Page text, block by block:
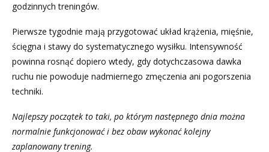
godzinnych treningów.
Pierwsze tygodnie mają przygotować układ krążenia, mięśnie,
ścięgna i stawy do systematycznego wysiłku. Intensywność
powinna rosnąć dopiero wtedy, gdy dotychczasowa dawka
ruchu nie powoduje nadmiernego zmęczenia ani pogorszenia
techniki.
Najlepszy początek to taki, po którym następnego dnia można
normalnie funkcjonować i bez obaw wykonać kolejny
zaplanowany trening.